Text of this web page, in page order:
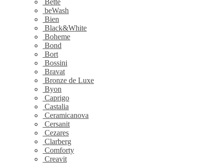
Bette
beWash
Bien
Black&White
Boheme
Bond
Bort
Bossini
Bravat
Bronze de Luxe
Byon
Caprigo
Castalia
Ceramicanova
Cersanit
Cezares
Clarberg
Comforty
Creavit